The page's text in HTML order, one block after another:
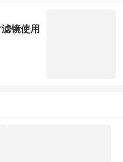
镜使用